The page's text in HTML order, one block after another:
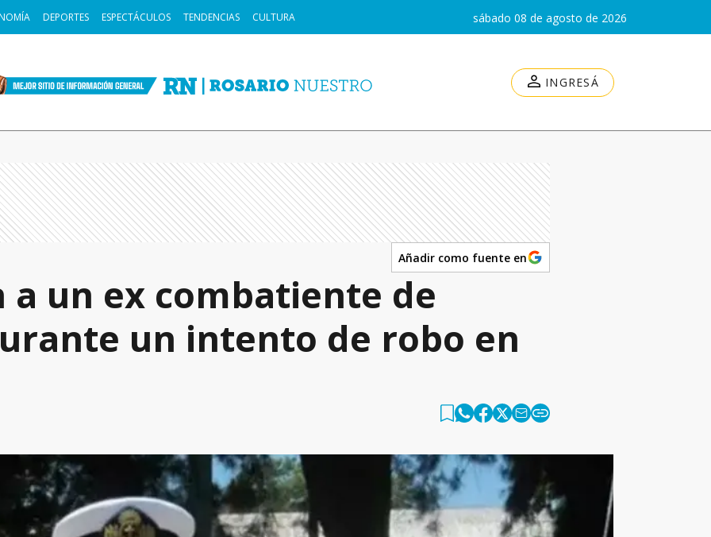
DEPORTES ESPECTÁCULOS TENDENCIAS CULTURA sábado 08 de agosto de 2026
INGRESÁ
Añadir como fuente en
a un ex combatiente de
un intento de robo en